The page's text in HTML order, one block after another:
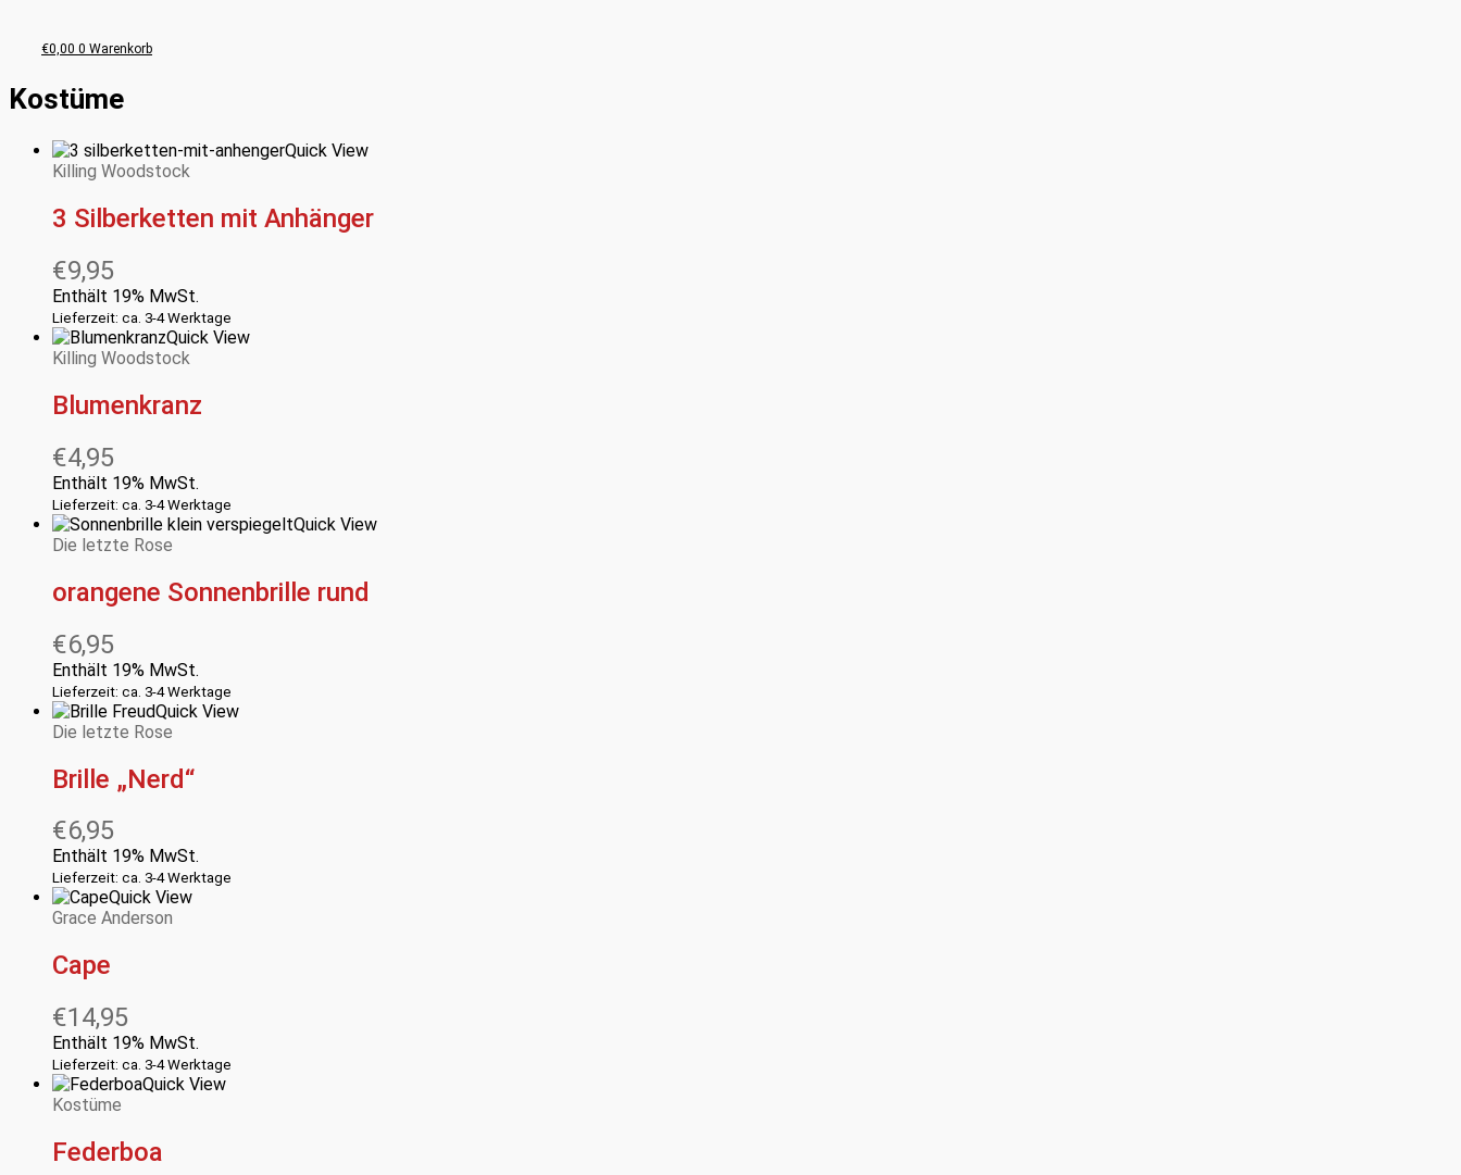
€0,00 0 Warenkorb
Kostüme
Quick View
Killing Woodstock
3 Silberketten mit Anhänger
€9,95
Enthält 19% MwSt.
Lieferzeit: ca. 3-4 Werktage
Quick View
Killing Woodstock
Blumenkranz
€4,95
Enthält 19% MwSt.
Lieferzeit: ca. 3-4 Werktage
Quick View
Die letzte Rose
orangene Sonnenbrille rund
€6,95
Enthält 19% MwSt.
Lieferzeit: ca. 3-4 Werktage
Quick View
Die letzte Rose
Brille „Nerd“
€6,95
Enthält 19% MwSt.
Lieferzeit: ca. 3-4 Werktage
Quick View
Grace Anderson
Cape
€14,95
Enthält 19% MwSt.
Lieferzeit: ca. 3-4 Werktage
Quick View
Kostüme
Federboa